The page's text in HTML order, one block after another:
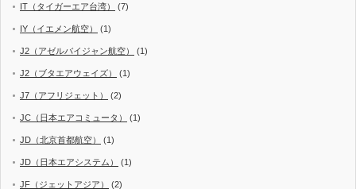
IT（タイガーエア台湾） (7)
IY（イエメン航空） (1)
J2（アゼルバイジャン航空） (1)
J2（ブタエアウェイズ） (1)
J7（アフリジェット） (2)
JC（日本エアコミュータ） (1)
JD（北京首都航空） (1)
JD（日本エアシステム） (1)
JF（ジェットアジア） (2)